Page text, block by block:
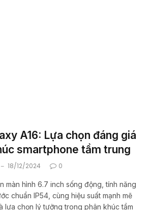
A16: Lựa chọn đáng giá
smartphone tầm trung
18/12/2024 0
màn hình 6.7 inch sống động, tính năng
chuẩn IP54, cùng hiệu suất mạnh mẽ
lựa chọn lý tưởng trong phân khúc tầm